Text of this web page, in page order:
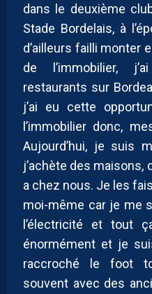
dans le deuxième
Stade Bordelais, à
d’ailleurs failli monter
de l’immobilier,
restaurants sur
j’ai eu cette
l’immobilier donc,
Aujourd’hui, je suis
j’achète des maisons,
a chez nous. Je les
moi-même car je me
l’électricité et tout
énormément et je
raccroché le foot
souvent avec des